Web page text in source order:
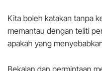
Kita boleh katakan tanpa
memantau dengan teliti
apakah yang